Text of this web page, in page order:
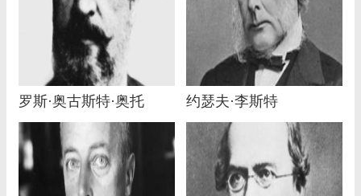
罗斯·奥古斯特·奥托 约瑟夫·李斯特